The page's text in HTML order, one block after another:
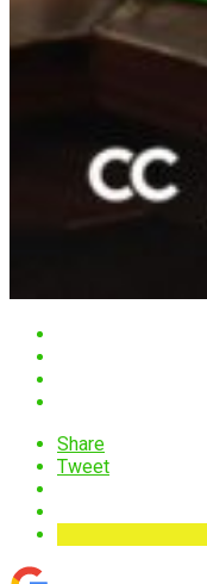
Share
Tweet